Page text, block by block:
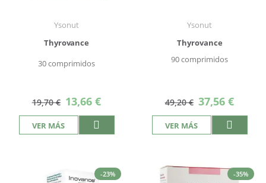
Ysonut
Thyrovance
30 comprimidos
19,70 € Precio
especial
13,66 €
VER MÁS
Ysonut
Thyrovance
90 comprimidos
49,20 € Precio
especial
37,56 €
VER MÁS
-23% -35%